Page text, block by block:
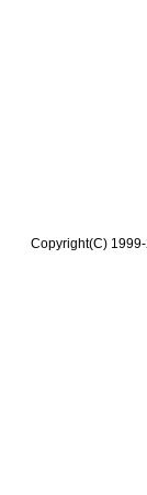
Copyright(C)